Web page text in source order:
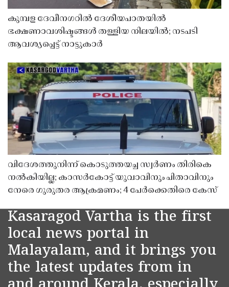
കുമ്പള ദേവീനഗറിൽ ദേശീയപാതയിൽ
ഭക്ഷണാവശിഷ്ടങ്ങൾ തള്ളിയ നിലയിൽ; നടപടി
ആവശ്യപ്പെട്ട് നാട്ടുകാർ
വിദേശത്തുനിന്ന് കൊടുത്തയച്ച സ്വർണം തിരികെ
നൽകിയില്ല; കാസർകോട്ട് യുവാവിനും പിതാവിനും
നേരെ ഗുരുതര ആക്രമണം; 4 പേർക്കെതിരെ കേസ്
Kasaragod Vartha is the first
local news portal in
Malayalam, and it brings you
the latest updates from in